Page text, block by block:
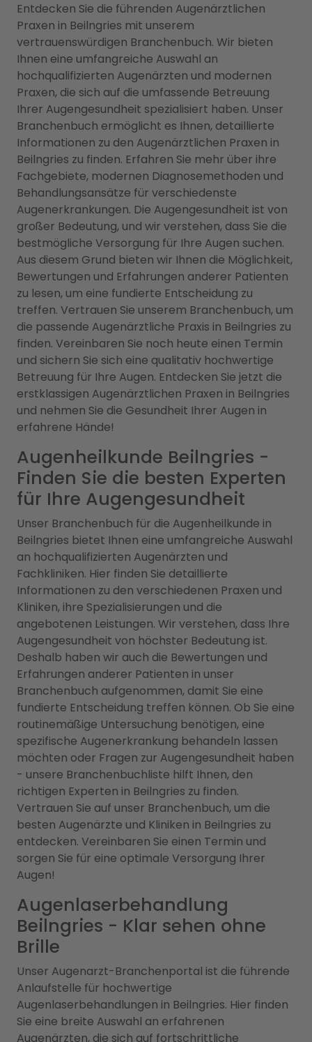
Entdecken Sie die führenden Augenärztlichen
Praxen in Beilngries mit unserem
vertrauenswürdigen Branchenbuch. Wir bieten
Ihnen eine umfangreiche Auswahl an
hochqualifizierten Augenärzten und modernen
Praxen, die sich auf die umfassende Betreuung
Ihrer Augengesundheit spezialisiert haben. Unser
Branchenbuch ermöglicht es Ihnen, detaillierte
Informationen zu den Augenärztlichen Praxen in
Beilngries zu finden. Erfahren Sie mehr über ihre
Fachgebiete, modernen Diagnosemethoden und
Behandlungsansätze für verschiedenste
Augenerkrankungen. Die Augengesundheit ist von
großer Bedeutung, und wir verstehen, dass Sie die
bestmögliche Versorgung für Ihre Augen suchen.
Aus diesem Grund bieten wir Ihnen die Möglichkeit,
Bewertungen und Erfahrungen anderer Patienten
zu lesen, um eine fundierte Entscheidung zu
treffen. Vertrauen Sie unserem Branchenbuch, um
die passende Augenärztliche Praxis in Beilngries zu
finden. Vereinbaren Sie noch heute einen Termin
und sichern Sie sich eine qualitativ hochwertige
Betreuung für Ihre Augen. Entdecken Sie jetzt die
erstklassigen Augenärztlichen Praxen in Beilngries
und nehmen Sie die Gesundheit Ihrer Augen in
erfahrene Hände!
Augenheilkunde Beilngries -
Finden Sie die besten Experten
für Ihre Augengesundheit
Unser Branchenbuch für die Augenheilkunde in
Beilngries bietet Ihnen eine umfangreiche Auswahl
an hochqualifizierten Augenärzten und
Fachkliniken. Hier finden Sie detaillierte
Informationen zu den verschiedenen Praxen und
Kliniken, ihre Spezialisierungen und die
angebotenen Leistungen. Wir verstehen, dass Ihre
Augengesundheit von höchster Bedeutung ist.
Deshalb haben wir auch die Bewertungen und
Erfahrungen anderer Patienten in unser
Branchenbuch aufgenommen, damit Sie eine
fundierte Entscheidung treffen können. Ob Sie eine
routinemäßige Untersuchung benötigen, eine
spezifische Augenerkrankung behandeln lassen
möchten oder Fragen zur Augengesundheit haben
- unsere Branchenbuchliste hilft Ihnen, den
richtigen Experten in Beilngries zu finden.
Vertrauen Sie auf unser Branchenbuch, um die
besten Augenärzte und Kliniken in Beilngries zu
entdecken. Vereinbaren Sie einen Termin und
sorgen Sie für eine optimale Versorgung Ihrer
Augen!
Augenlaserbehandlung
Beilngries - Klar sehen ohne
Brille
Unser Augenarzt-Branchenportal ist die führende
Anlaufstelle für hochwertige
Augenlaserbehandlungen in Beilngries. Hier finden
Sie eine breite Auswahl an erfahrenen
Augenärzten, die sich auf fortschrittliche